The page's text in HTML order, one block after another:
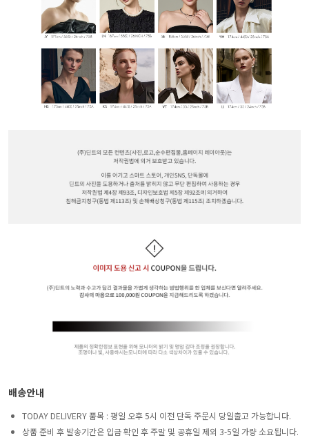
배송안내
TODAY DELIVERY 품목 : 평일 오후 5시 이전 단독 주문시 당일출고 가능합니다.
상품 준비 후 발송기간은 입금 확인 후 주말 및 공휴일 제외 3-5일 가량 소요됩니다.